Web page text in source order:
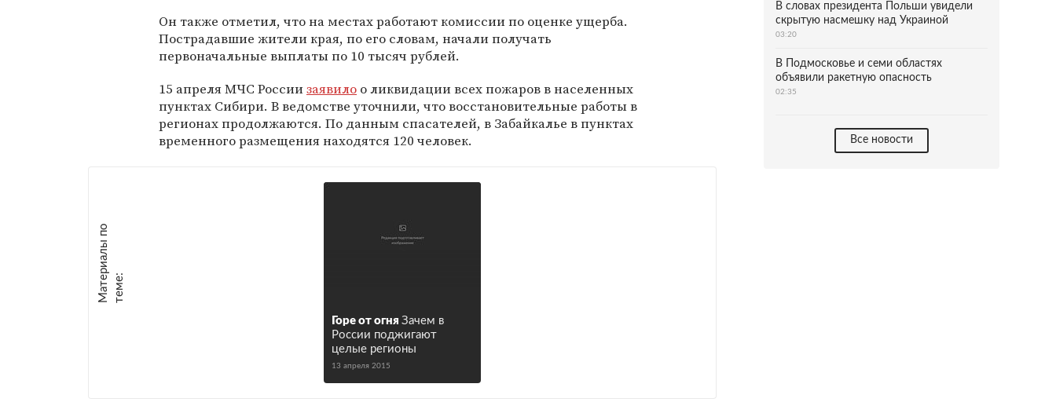
Он также отметил, что на местах работают комиссии по оценке ущерба.
Пострадавшие жители края, по его словам, начали получать
первоначальные выплаты по 10 тысяч рублей.
15 апреля МЧС Россиизаявило о ликвидации всех пожаров в населенных
пунктах Сибири. В ведомстве уточнили, что восстановительные работы в
регионах продолжаются. По данным спасателей, в Забайкалье в пунктах
временного размещения находятся 120 человек.
М
а
т е
р
и
а
л
ы
п
о
т
е
м
е :
Горе от огня Зачем в
России поджигают
целые регионы
13 апреля 2015
В словах президента Польши увидели
скрытую насмешку над Украиной
03:20
В Подмосковье и семи областях
объявили ракетную опасность
02:35
Все новости